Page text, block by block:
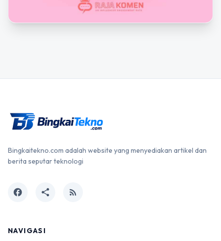
Bingkaitekno.com adalah website yang menyediakan artikel dan
berita seputar teknologi
facebook share rss_feed
NAVIGASI